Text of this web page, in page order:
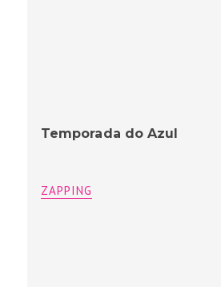
Temporada do Azul
ZAPPING